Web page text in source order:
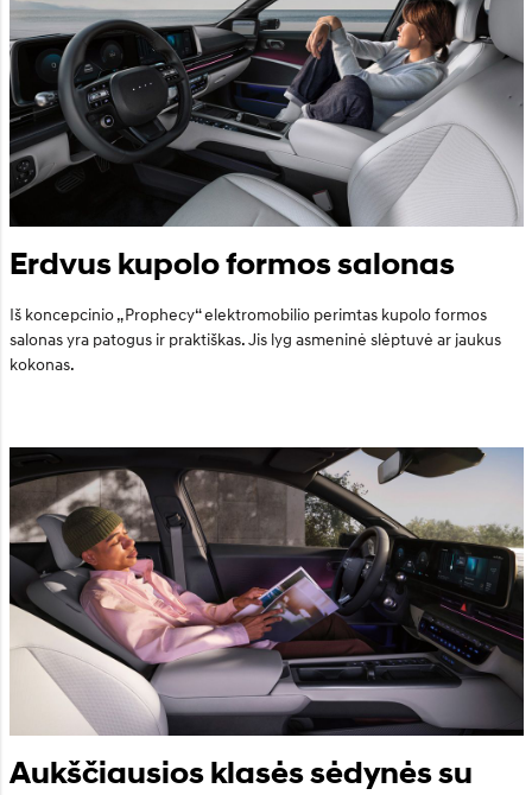
Erdvus kupolo formos salonas
Iš koncepcinio „Prophecy“ elektromobilio perimtas kupolo formos
salonas yra patogus ir praktiškas. Jis lyg asmeninė slėptuvė ar jaukus
kokonas.
Aukščiausios klasės sėdynės su